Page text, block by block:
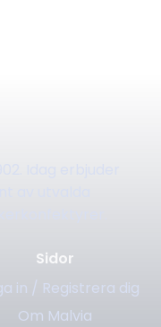
Sidor
in / Registrera dig
Om Malvia